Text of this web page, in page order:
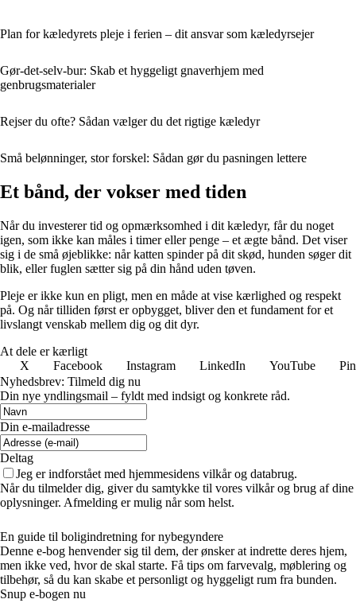
Plan for kæledyrets pleje i ferien – dit ansvar som kæledyrsejer
Gør-det-selv-bur: Skab et hyggeligt gnaverhjem med
genbrugsmaterialer
Rejser du ofte? Sådan vælger du det rigtige kæledyr
Små belønninger, stor forskel: Sådan gør du pasningen lettere
Et bånd, der vokser med tiden
Når du investerer tid og opmærksomhed i dit kæledyr, får du noget
igen, som ikke kan måles i timer eller penge – et ægte bånd. Det viser
sig i de små øjeblikke: når katten spinder på dit skød, hunden søger dit
blik, eller fuglen sætter sig på din hånd uden tøven.
Pleje er ikke kun en pligt, men en måde at vise kærlighed og respekt
på. Og når tilliden først er opbygget, bliver den et fundament for et
livslangt venskab mellem dig og dit dyr.
At dele er kærligt
X
Facebook Instagram LinkedIn YouTube
Nyhedsbrev: Tilmeld dig nu
Din nye yndlingsmail – fyldt med indsigt og konkrete råd.
Din e-mailadresse
Deltag
Jeg er indforstået med hjemmesidens vilkår og databrug.
Når du tilmelder dig, giver du samtykke til vores vilkår og brug af dine
oplysninger. Afmelding er mulig når som helst.
En guide til boligindretning for nybegyndere
Denne e-bog henvender sig til dem, der ønsker at indrette deres hjem,
men ikke ved, hvor de skal starte. Få tips om farvevalg, møblering og
tilbehør, så du kan skabe et personligt og hyggeligt rum fra bunden.
Snup e-bogen nu